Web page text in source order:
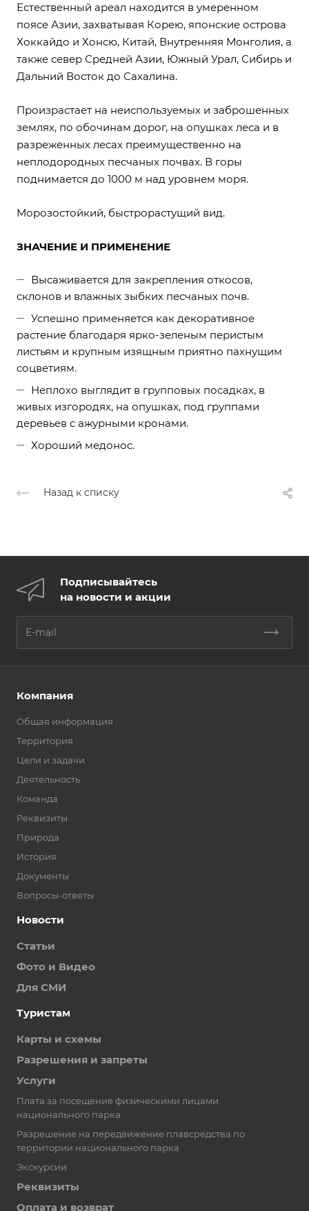
Естественный ареал находится в умеренном
поясе Азии, захватывая Корею, японские острова
Хоккайдо и Хонсю, Китай, Внутренняя Монголия, а
также север Средней Азии, Южный Урал, Сибирь и
Дальний Восток до Сахалина.
Произрастает на неиспользуемых и заброшенных
землях, по обочинам дорог, на опушках леса и в
разреженных лесах преимущественно на
неплодородных песчаных почвах. В горы
поднимается до 1000 м над уровнем моря.
Морозостойкий, быстрорастущий вид.
ЗНАЧЕНИЕ И ПРИМЕНЕНИЕ
Высаживается для закрепления откосов,
склонов и влажных зыбких песчаных почв.
Успешно применяется как декоративное
растение благодаря ярко-зеленым перистым
листьям и крупным изящным приятно пахнущим
соцветиям.
Неплохо выглядит в групповых посадках, в
живых изгородях, на опушках, под группами
деревьев с ажурными кронами.
Хороший медонос.
Назад к списку
Подписывайтесь
на новости и акции
Компания
Общая информация
Территория
Цели и задачи
Деятельность
Команда
Реквизиты
Природа
История
Документы
Вопросы-ответы
Новости
Статьи
Фото и Видео
Для СМИ
Туристам
Карты и схемы
Разрешения и запреты
Услуги
Плата за посещение физическими лицами
национального парка
Разрешение на передвижение плавсредства по
территории национального парка
Экскурсии
Реквизиты
Оплата и возврат